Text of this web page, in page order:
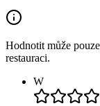
Hodnotit může
restauraci.
W